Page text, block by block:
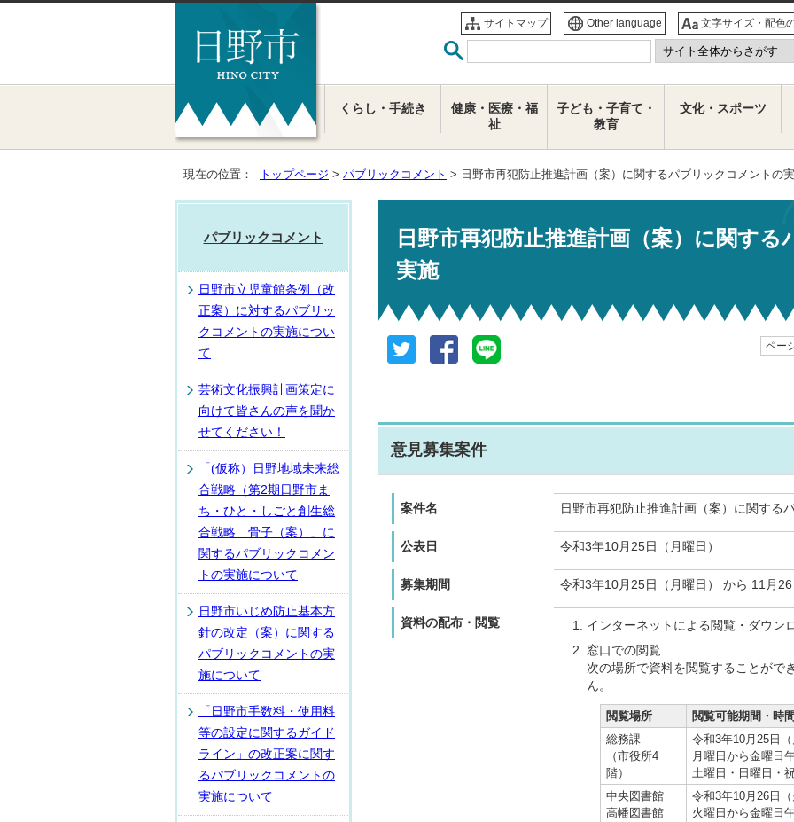
サイトマップ Other language 文字サイズ・配色
くらし・手続き
健康・医療・福
祉
子ども・子育て・
教育
文化・スポーツ
現在の位置： トップページ > パブリックコメント > 日野市再犯防止推進計画（案）に関するパブリックコメントの
日野市再犯防止推進計画（案）に関す
実施
ペー
意見募集案件
案件名 日野市再犯防止推進計画（案）に関する
公表日 令和3年10月25日（月曜日）
募集期間 令和3年10月25日（月曜日） から 11月
資料の配布・閲覧
インターネットによる閲覧・ダウン
窓口での閲覧
次の場所で資料を閲覧することが
ん。
閲覧場所
閲覧可能期間・時間
総務課
（市役所4
階）
令和3年10月25日
月曜日から金曜日
土曜日・日曜日・
中央図書館
高幡図書館
令和3年10月26日
火曜日から金曜日
パブリックコメント
日野市立児童館条例（改
正案）に対するパブリッ
クコメントの実施につい
て
芸術文化振興計画策定に
向けて皆さんの声を聞か
せてください！
「(仮称）日野地域未来総
合戦略（第2期日野市ま
ち・ひと・しごと創生総
合戦略 骨子（案）」に
関するパブリックコメン
トの実施について
日野市いじめ防止基本方
針の改定（案）に関する
パブリックコメントの実
施について
「日野市手数料・使用料
等の設定に関するガイド
ライン」の改正案に関す
るパブリックコメントの
実施について